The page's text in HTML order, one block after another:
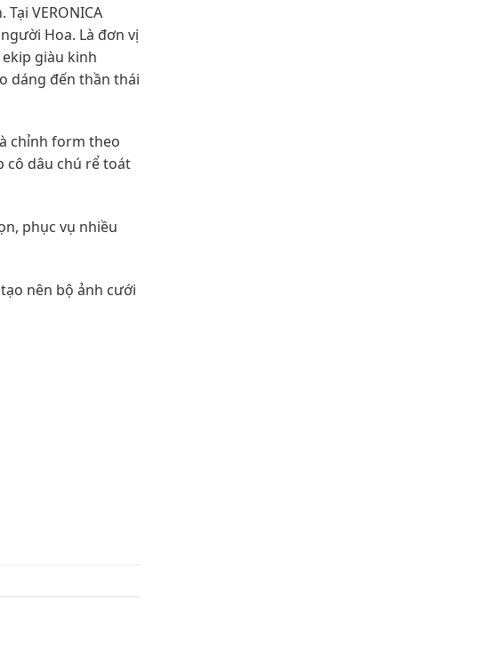
VERONICA
Hoa. Là đơn vị
giàu kinh
dáng đến thần thái
chỉnh form theo
cô dâu chú rể toát
phục vụ nhiều
nên bộ ảnh cưới